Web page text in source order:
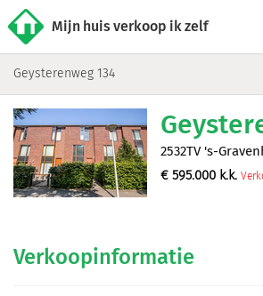
Mijn huis verkoop ik zelf
Woningaanbod
Werkwijze
Geysterenweg 134
2532TV 's-
€ 595.000 k.k.
Verkoopinformatie